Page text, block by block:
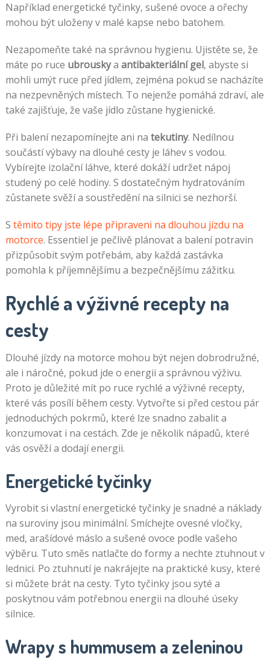
Například energetické tyčinky, sušené ovoce a ořechy
mohou být uloženy v malé kapse nebo batohem.
Nezapomeňte také na správnou hygienu. Ujistěte se, že
máte po ruce ubrouskya antibakteriální gel, abyste si
mohli umýt ruce před jídlem, zejména pokud se nacházíte
na nezpevněných místech. To nejenže pomáhá zdraví, ale
také zajišťuje, že vaše jídlo zůstane hygienické.
Při balení nezapomínejte ani na tekutiny. Nedílnou
součástí výbavy na dlouhé cesty je láhev s vodou.
Vybírejte izolační láhve, které dokáží udržet nápoj
studený po celé hodiny. S dostatečným hydratováním
zůstanete svěží a soustředění na silnici se nezhorší.
S těmito tipy jste lépe připraveni na dlouhou jízdu na
motorce. Essentiel je pečlivě plánovat a balení potravin
přizpůsobit svým potřebám, aby každá zastávka
pomohla k příjemnějšímu a bezpečnějšímu zážitku.
Rychlé a výživné recepty na
cesty
Dlouhé jízdy na motorce mohou být nejen dobrodružné,
ale i náročné, pokud jde o energii a správnou výživu.
Proto je důležité mít po ruce rychlé a výživné recepty,
které vás posílí během cesty. Vytvořte si před cestou pár
jednoduchých pokrmů, které lze snadno zabalit a
konzumovat i na cestách. Zde je několik nápadů, které
vás osvěží a dodají energii.
Energetické tyčinky
Vyrobit si vlastní energetické tyčinky je snadné a náklady
na suroviny jsou minimální. Smíchejte ovesné vločky,
med, arašídové máslo a sušené ovoce podle vašeho
výběru. Tuto směs natlačte do formy a nechte ztuhnout v
lednici. Po ztuhnutí je nakrájejte na praktické kusy, které
si můžete brát na cesty. Tyto tyčinky jsou syté a
poskytnou vám potřebnou energii na dlouhé úseky
silnice.
Wrapy s hummusem a zeleninou